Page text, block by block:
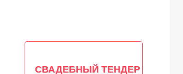
СВАДЕБНЫЙ ТЕНДЕР